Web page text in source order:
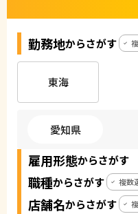
勤務地からさがす
東海
愛知県
雇用形態からさがす
職種からさがす 複数
店舗名からさがす